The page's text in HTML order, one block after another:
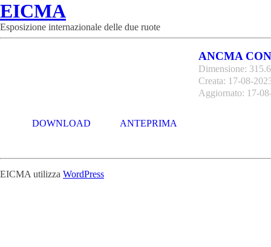
EICMA
Esposizione internazionale delle due ruote
ANCMA
Dimensione:
Creata: 17-08-
Aggiornato: 17-
DOWNLOAD ANTEPRIMA
EICMA utilizza WordPress